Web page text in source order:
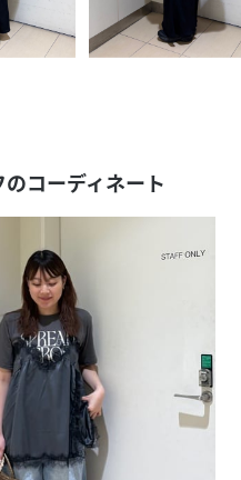
コーディネート